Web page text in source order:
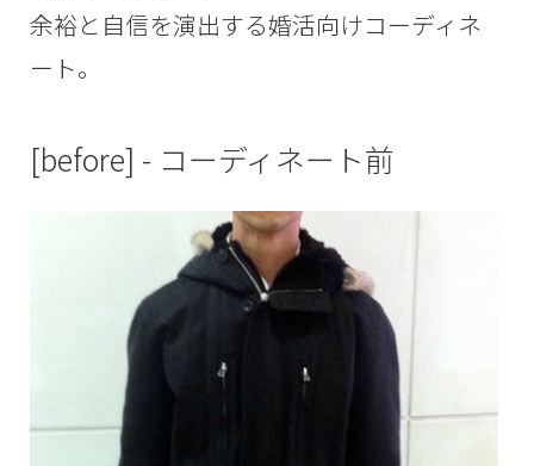
余裕と自信を演出する婚活向けコーディネ
ート。
[before] - コーディネート前